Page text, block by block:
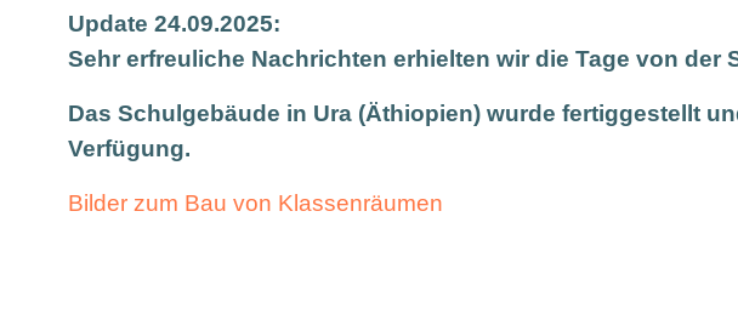
Update 24.09.2025:
Sehr erfreuliche Nachrichten erhielten wir die Tage von der
Das Schulgebäude in Ura (Äthiopien) wurde fertiggestellt
Verfügung.
Bilder zum Bau von Klassenräumen